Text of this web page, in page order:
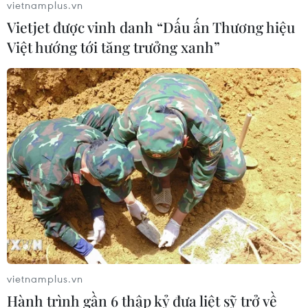
Nông sản Việt Nam còn nhiều dư địa
tại thị trường Algeria
08/08/2026 12:55
Động lực mới cho hợp tác thương
mại Việt Nam-Australia
08/08/2026 12:20
Mỹ chi hơn 2 tỷ USD thúc đẩy ngành
pin và khoáng sản nội địa
vietnamplus.vn
Vietjet được vinh danh “Dấu ấn Thương hiệu
Việt hướng tới tăng trưởng xanh”
vietnamplus.vn
Hành trình gần 6 thập kỷ đưa liệt sỹ trở về